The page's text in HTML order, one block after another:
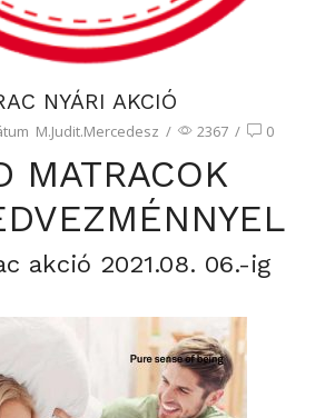
NYÁRI AKCIÓ
M.Judit.Mercedesz / 2367 / 0
MATRACOK
akció 2021.08. 06.-ig